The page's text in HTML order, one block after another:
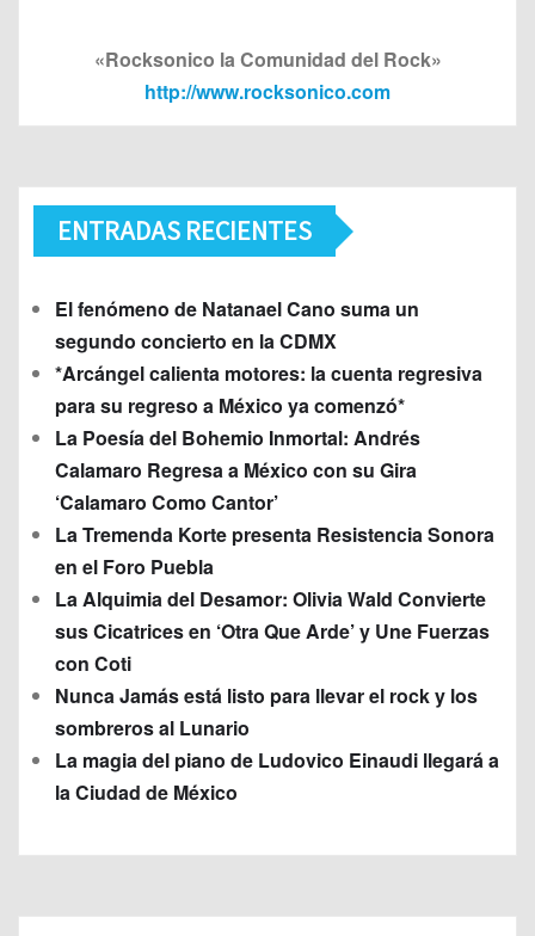
«Rocksonico la Comunidad del Rock»
http://www.rocksonico.com
ENTRADAS RECIENTES
El fenómeno de Natanael Cano suma un
segundo concierto en la CDMX
*Arcángel calienta motores: la cuenta regresiva
para su regreso a México ya comenzó*
La Poesía del Bohemio Inmortal: Andrés
Calamaro Regresa a México con su Gira
‘Calamaro Como Cantor’
La Tremenda Korte presenta Resistencia Sonora
en el Foro Puebla
La Alquimia del Desamor: Olivia Wald Convierte
sus Cicatrices en ‘Otra Que Arde’ y Une Fuerzas
con Coti
Nunca Jamás está listo para llevar el rock y los
sombreros al Lunario
La magia del piano de Ludovico Einaudi llegará a
la Ciudad de México